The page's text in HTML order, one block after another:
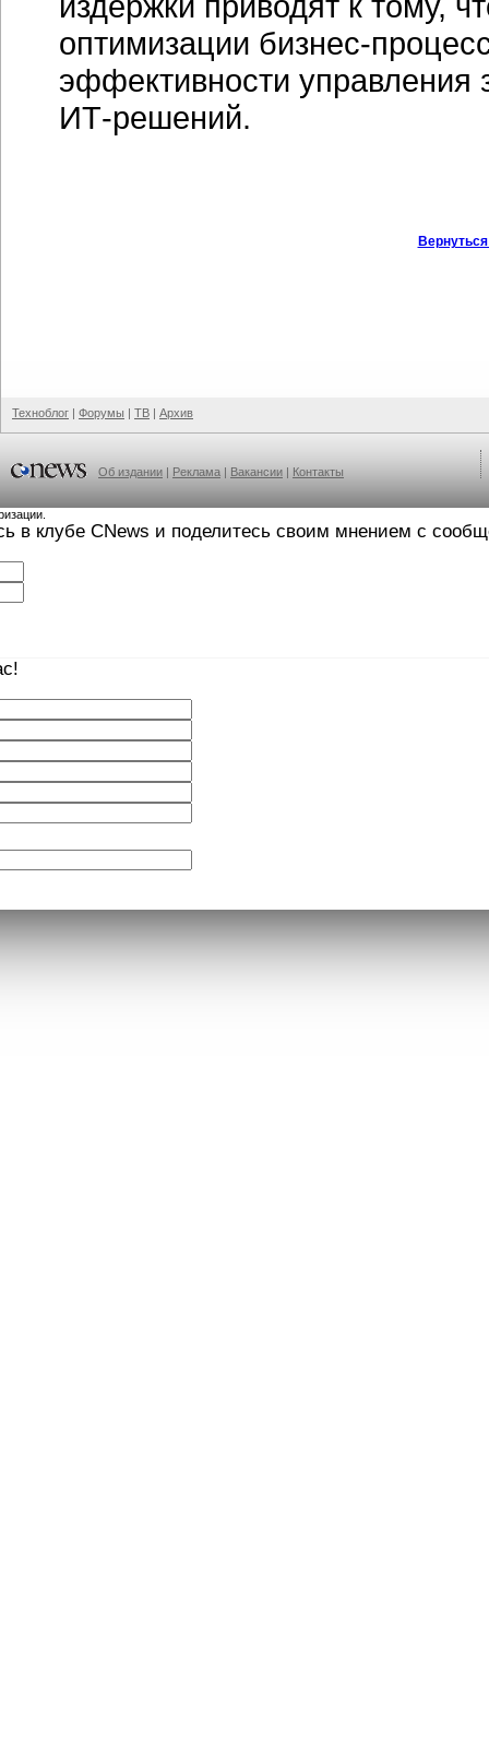
оптимизации бизнес-
эффективности управления
ИТ-решений.
Техноблог | Форумы | ТВ | Архив
Об издании | Реклама | Вакансии | Контакты
в клубе CNews и поделитесь своим мнением с